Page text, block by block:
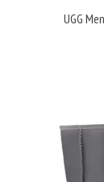
UGG